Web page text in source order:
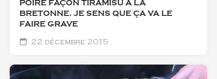
POIRE FAÇON TIRAMISU À LA
BRETONNE. JE SENS QUE ÇA VA LE
FAIRE GRAVE
22 décembre 2015